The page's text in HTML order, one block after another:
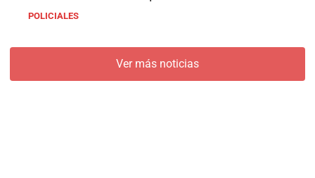
POLICIALES
Ver más noticias